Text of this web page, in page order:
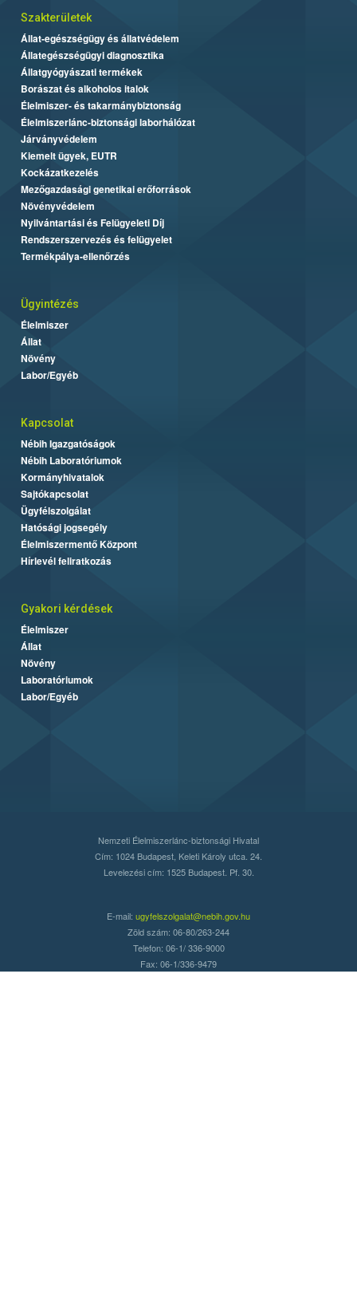
Szakterületek
Állat-egészségügy és állatvédelem
Állategészségügyi diagnosztika
Állatgyógyászati termékek
Borászat és alkoholos italok
Élelmiszer- és takarmánybiztonság
Élelmiszerlánc-biztonsági laborhálózat
Járványvédelem
Kiemelt ügyek, EUTR
Kockázatkezelés
Mezőgazdasági genetikai erőforrások
Növényvédelem
Nyilvántartási és Felügyeleti Díj
Rendszerszervezés és felügyelet
Termékpálya-ellenőrzés
Ügyintézés
Élelmiszer
Állat
Növény
Labor/Egyéb
Kapcsolat
Nébih Igazgatóságok
Nébih Laboratóriumok
Kormányhivatalok
Sajtókapcsolat
Ügyfélszolgálat
Hatósági jogsegély
Élelmiszermentő Központ
Hírlevél feliratkozás
Gyakori kérdések
Élelmiszer
Állat
Növény
Laboratóriumok
Labor/Egyéb
Nemzeti Élelmiszerlánc-biztonsági Hivatal
Cím: 1024 Budapest, Keleti Károly utca. 24.
Levelezési cím: 1525 Budapest. Pf. 30.
E-mail: ugyfelszolgalat@nebih.gov.hu
Zöld szám: 06-80/263-244
Telefon: 06-1/ 336-9000
Fax: 06-1/336-9479